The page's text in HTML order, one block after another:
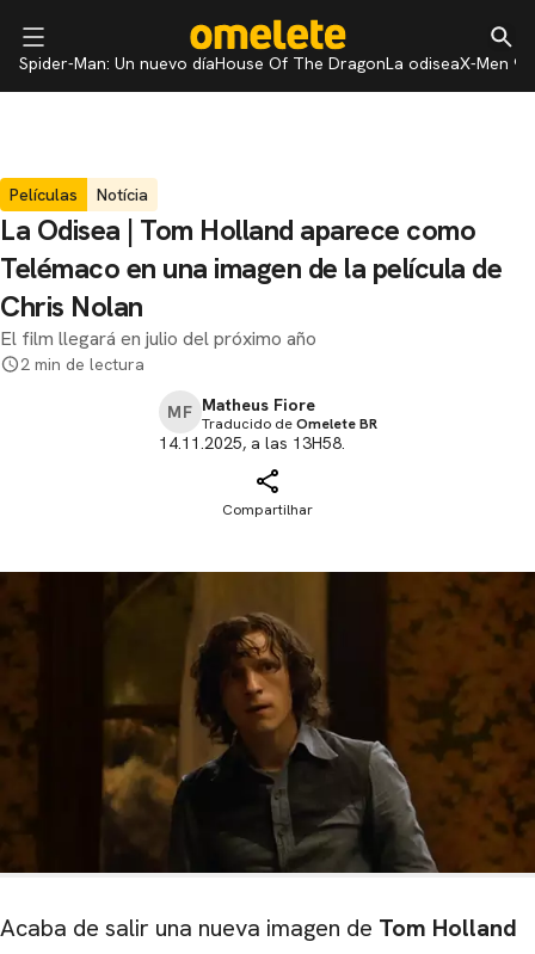
Spider-Man: Un nuevo díaHouse Of The DragonLa odiseaX-Men 97
Películas Notícia
La Odisea | Tom Holland aparece como
Telémaco en una imagen de la película de
Chris Nolan
El film llegará en julio del próximo año
2 min de lectura
MF Matheus Fiore
Traducido deOmelete BR
14.11.2025, a las 13H58.
Compartilhar
Acaba de salir una nueva imagen de Tom Holland